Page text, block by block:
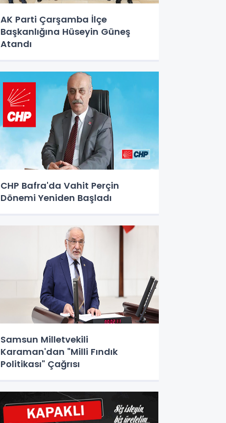
AK Parti Çarşamba İlçe
Başkanlığına Hüseyin Güneş
Atandı
CHP Bafra'da Vahit Perçin
Dönemi Yeniden Başladı
Samsun Milletvekili
Karaman'dan "Milli Fındık
Politikası" Çağrısı